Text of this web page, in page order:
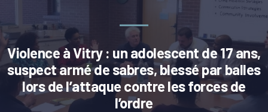
Violence à Vitry : un adolescent de 17 ans,
suspect armé de sabres, blessé par balles
lors de l’attaque contre les forces de
l’ordre